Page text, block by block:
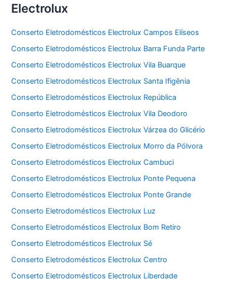
Electrolux
Conserto Eletrodomésticos Electrolux Campos Elíseos
Conserto Eletrodomésticos Electrolux Barra Funda Parte
Conserto Eletrodomésticos Electrolux Vila Buarque
Conserto Eletrodomésticos Electrolux Santa Ifigênia
Conserto Eletrodomésticos Electrolux República
Conserto Eletrodomésticos Electrolux Vila Deodoro
Conserto Eletrodomésticos Electrolux Várzea do Glicério
Conserto Eletrodomésticos Electrolux Morro da Pólvora
Conserto Eletrodomésticos Electrolux Cambuci
Conserto Eletrodomésticos Electrolux Ponte Pequena
Conserto Eletrodomésticos Electrolux Ponte Grande
Conserto Eletrodomésticos Electrolux Luz
Conserto Eletrodomésticos Electrolux Bom Retiro
Conserto Eletrodomésticos Electrolux Sé
Conserto Eletrodomésticos Electrolux Centro
Conserto Eletrodomésticos Electrolux Liberdade